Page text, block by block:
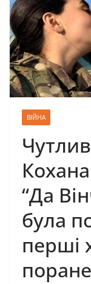
ВІЙНА
“Да
була
перші